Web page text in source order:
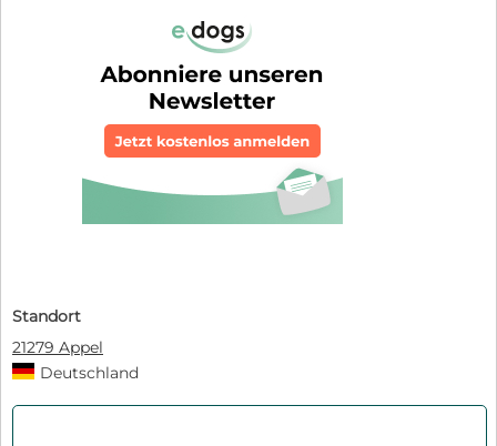
Standort
21279 Appel
Deutschland